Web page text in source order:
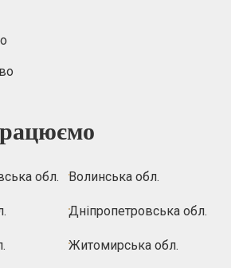
обл. Волинська обл.
Дніпропетровська обл.
Житомирська обл.